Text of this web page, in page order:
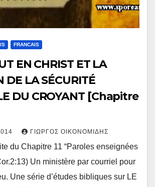
FRANCAIS
EN CHRIST ET LA
DE LA SÉCURITÉ
DU CROYANT [Chapitre
ΓΙΏΡΓΟΣ ΟΙΚΟΝΟΜΊΔΗΣ
du Chapitre 11 “Paroles enseignées
Un ministère par courriel pour
Une série d’études bibliques sur LE